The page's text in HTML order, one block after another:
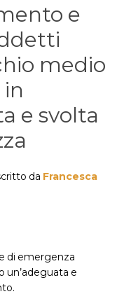
e
medio
e svolta
da Francesca
di emergenza
un’adeguata e